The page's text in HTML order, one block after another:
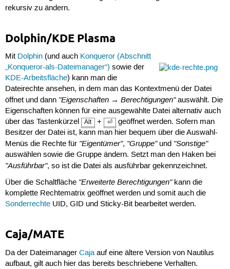
rekursiv zu ändern.
Dolphin/KDE Plasma
Mit Dolphin(und auch Konqueror (Abschnitt
„Konqueror-als-Dateimanager“) sowie der
KDE-Arbeitsfläche) kann man die
Dateirechte ansehen, in dem man das Kontextmenü der Datei
öffnet und dann "Eigenschaften → Berechtigungen"auswählt. Die
Eigenschaften können für eine ausgewählte Datei alternativ auch
über das Tastenkürzel
Alt + ⏎
geöffnet werden. Sofern man
Besitzer der Datei ist, kann man hier bequem über die Auswahl-
Menüs die Rechte für "Eigentümer", "Gruppe"und "Sonstige"
auswählen sowie die Gruppe ändern. Setzt man den Haken bei
"Ausführbar", so ist die Datei als ausführbar gekennzeichnet.
Über die Schaltfläche "Erweiterte Berechtigungen"kann die
komplette Rechtematrix geöffnet werden und somit auch die
SonderrechteUID, GID und Sticky-Bit bearbeitet werden.
Caja/MATE
Da der Dateimanager Cajaauf eine ältere Version von Nautilus
aufbaut, gilt auch hier das bereits beschriebene Verhalten.